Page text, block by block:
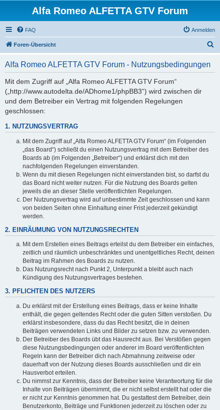
Alfa Romeo ALFETTA GTV Forum
FAQ Anmelden
Foren-Übersicht
Alfa Romeo ALFETTA GTV Forum - Nutzungsbedingungen
Mit dem Zugriff auf „Alfa Romeo ALFETTA GTV Forum“
(„http://www.autodelta.de/ADhome1/phpBB3“) wird zwischen dir
und dem Betreiber ein Vertrag mit folgenden Regelungen
geschlossen:
1. NUTZUNGSVERTRAG
Mit dem Zugriff auf „Alfa Romeo ALFETTA GTV Forum“ (im Folgenden
„das Board“) schließt du einen Nutzungsvertrag mit dem Betreiber des
Boards ab (im Folgenden „Betreiber“) und erklärst dich mit den
nachfolgenden Regelungen einverstanden.
Wenn du mit diesen Regelungen nicht einverstanden bist, so darfst du
das Board nicht weiter nutzen. Für die Nutzung des Boards gelten
jeweils die an dieser Stelle veröffentlichten Regelungen.
Der Nutzungsvertrag wird auf unbestimmte Zeit geschlossen und kann
von beiden Seiten ohne Einhaltung einer Frist jederzeit gekündigt
werden.
2. EINRÄUMUNG VON NUTZUNGSRECHTEN
Mit dem Erstellen eines Beitrags erteilst du dem Betreiber ein einfaches,
zeitlich und räumlich unbeschränktes und unentgeltliches Recht, deinen
Beitrag im Rahmen des Boards zu nutzen.
Das Nutzungsrecht nach Punkt 2, Unterpunkt a bleibt auch nach
Kündigung des Nutzungsvertrages bestehen.
3. PFLICHTEN DES NUTZERS
Du erklärst mit der Erstellung eines Beitrags, dass er keine Inhalte
enthält, die gegen geltendes Recht oder die guten Sitten verstoßen. Du
erklärst insbesondere, dass du das Recht besitzt, die in deinen
Beiträgen verwendeten Links und Bilder zu setzen bzw. zu verwenden.
Der Betreiber des Boards übt das Hausrecht aus. Bei Verstößen gegen
diese Nutzungsbedingungen oder anderer im Board veröffentlichten
Regeln kann der Betreiber dich nach Abmahnung zeitweise oder
dauerhaft von der Nutzung dieses Boards ausschließen und dir ein
Hausverbot erteilen.
Du nimmst zur Kenntnis, dass der Betreiber keine Verantwortung für die
Inhalte von Beiträgen übernimmt, die er nicht selbst erstellt hat oder die
er nicht zur Kenntnis genommen hat. Du gestattest dem Betreiber, dein
Benutzerkonto, Beiträge und Funktionen jederzeit zu löschen oder zu